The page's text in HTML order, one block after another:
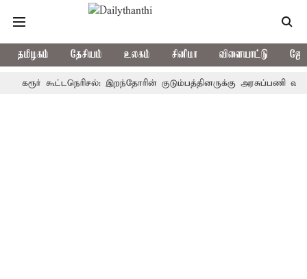
தமிழகம் தேசியம் உலகம் சினிமா விளையாட்டு
கூட்டநெரிசல்: இறந்தோரின் குடும்பத்தினருக்கு அரசுப்பணி வழக்கு;